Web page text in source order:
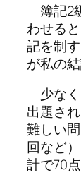
簿記2
わせる
記を制
が私の結
少なく
出題さ
難しい
回など
計で70